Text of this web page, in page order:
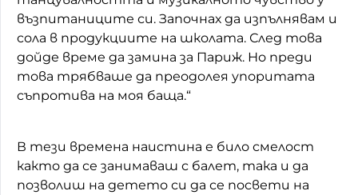
възпитаниците си. Започнах да изпълнявам и
сола в продукциите на школата. След това
дойде време да замина за Париж. Но преди
това трябваше да преодолея упоритата
съпротива на моя баща.“
В тези времена наистина е било смелост
както да се занимаваш с балет, така и да
позволиш на детето си да се посвети на